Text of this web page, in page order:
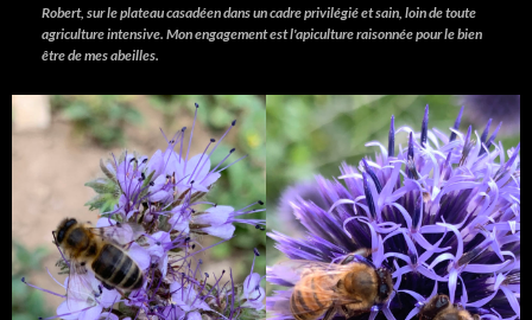
Robert, sur le plateau casadéen dans un cadre privilégié et sain, loin de toute
agriculture intensive. Mon engagement est l'apiculture raisonnée pour le bien
être de mes abeilles.